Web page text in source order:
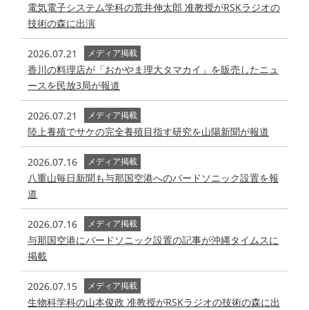
電気電子システム学科の荒井伸太郎 准教授がRSKラジオの
技術の森に出演
2026.07.21 メディア掲載
香川の料理店が「おかやま理大タマカイ」を販売したニュ
ースを民放3局が報道
2026.07.21 メディア掲載
陸上養殖でサケの完全養殖目指す研究を山陽新聞が報道
2026.07.16 メディア掲載
八重山毎日新聞も与那国空港へのバードソニック設置を報
道
2026.07.16 メディア掲載
与那国空港にバードソニック設置の記事が沖縄タイムスに
掲載
2026.07.15 メディア掲載
生物科学科の山本俊政 准教授がRSKラジオの技術の森に出